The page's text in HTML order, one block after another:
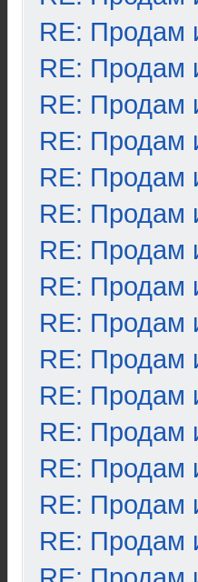
RE: Продам
RE: Продам
RE: Продам
RE: Продам
RE: Продам
RE: Продам
RE: Продам
RE: Продам
RE: Продам
RE: Продам
RE: Продам
RE: Продам
RE: Продам
RE: Продам
RE: Продам